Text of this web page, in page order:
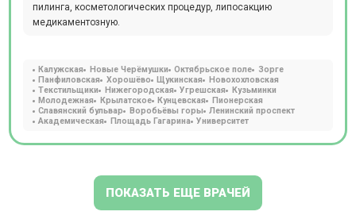
пилинга, косметологических процедур, липосакцию
медикаментозную.
Калужская Новые Черёмушки Октябрьское поле
Зорге
Панфиловская
Хорошёво Щукинская
Новохохловская
Текстильщики
Нижегородская Угрешская
Кузьминки
Молодежная
Крылатское Кунцевская
Пионерская
Славянский бульвар
Воробьёвы горы
Ленинский проспект
Академическая
Площадь Гагарина Университет
ПОКАЗАТЬ ЕЩЕ ВРАЧЕЙ